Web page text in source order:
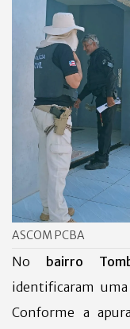
ASCOM PCBA
No bairro
identificaram
Conforme a